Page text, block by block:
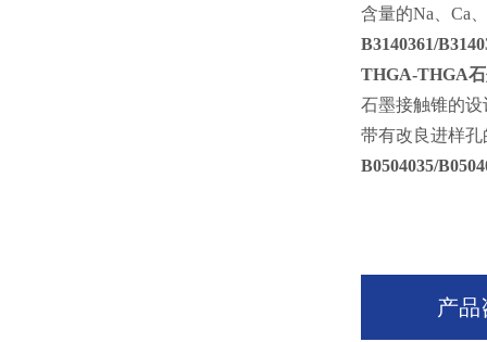
含量的Na、Ca
B3140361/
THGA-THGA
石墨接触锥的
带有改良进样
B0504035/
产品